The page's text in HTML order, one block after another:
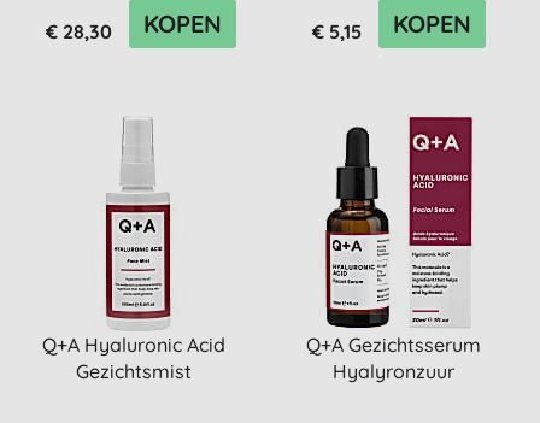
€ 28,30 KOPEN € 5,15 KOPEN
Q+A Hyaluronic Acid
Gezichtsmist
Q+A Gezichtsserum
Hyalyronzuur